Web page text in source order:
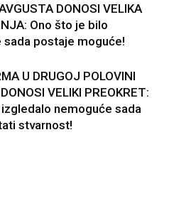
DONOSI VELIKA
Ono što je bilo
sada postaje moguće!
U DRUGOJ POLOVINI
VELIKI PREOKRET:
nemoguće sada
stvarnost!